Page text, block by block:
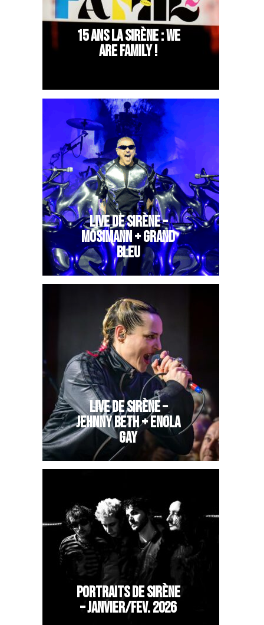
15 ANS LA SIRÈNE : WE
ARE FAMILY !
LIVE DE SIRÈNE –
MOSIMANN + GRAND
BLEU
LIVE DE SIRÈNE –
JEHNNY BETH + ENOLA
GAY
PORTRAITS DE SIRÈNE
– JANVIER/FEV. 2026